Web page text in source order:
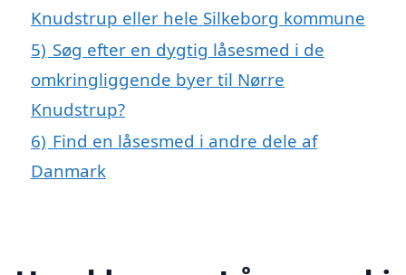
Knudstrup eller hele Silkeborg kommune
5) Søg efter en dygtig låsesmed i de
omkringliggende byer til Nørre
Knudstrup?
6) Find en låsesmed i andre dele af
Danmark